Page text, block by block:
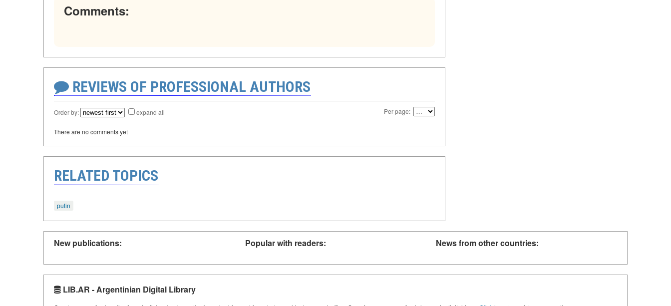
Comments:
REVIEWS OF PROFESSIONAL AUTHORS
Order by: expand all Per page:
There are no comments yet
RELATED TOPICS
putin
New publications: Popular with readers: News from other countries:
LIB.AR - Argentinian Digital Library